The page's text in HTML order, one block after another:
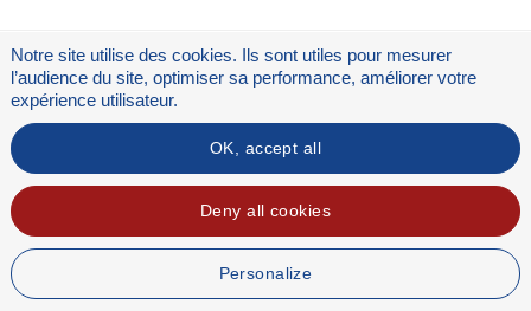
Flux RSS
Notre site utilise des cookies. Ils sont utiles pour mesurer
l’audience du site, optimiser sa performance, améliorer votre
expérience utilisateur.
OK, accept all
Deny all cookies
Personalize